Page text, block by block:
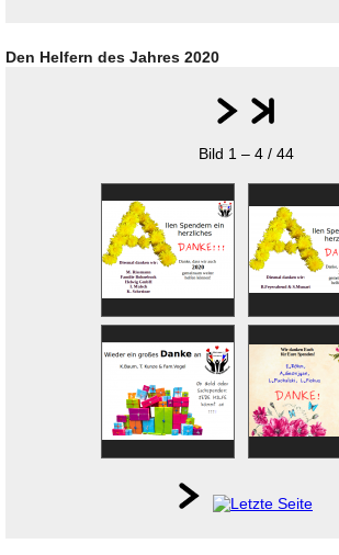
Den Helfern des Jahres 2020